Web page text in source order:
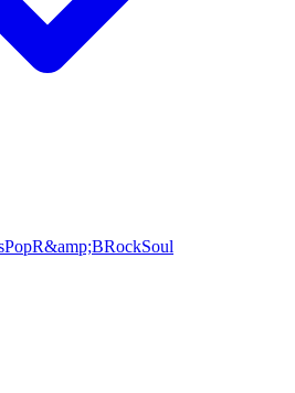
PopR&amp;BRockSoul